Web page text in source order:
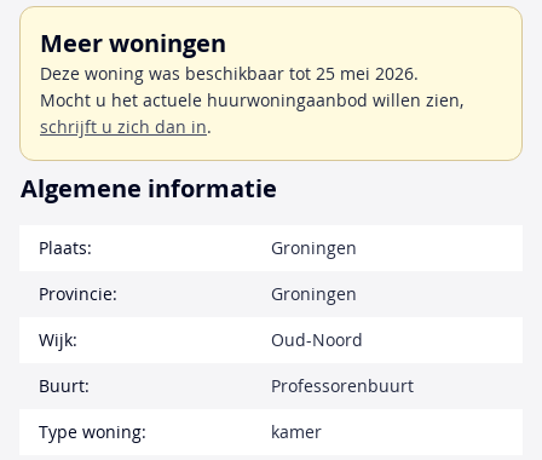
Meer woningen
Deze woning was beschikbaar tot 25 mei 2026.
Mocht u het actuele huurwoningaanbod willen zien,
schrijft u zich dan in.
Algemene informatie
Plaats:
Groningen
Provincie:
Groningen
Wijk:
Oud-Noord
Buurt:
Professorenbuurt
Type woning:
kamer